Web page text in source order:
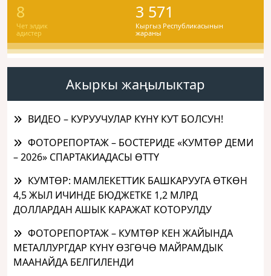
8
Чет элдик
адистер
3 571
Кыргыз Республикасынын
жараны
Акыркы жаңылыктар
ВИДЕО – КУРУУЧУЛАР КҮНҮ КУТ БОЛСУН!
ФОТОРЕПОРТАЖ – БОСТЕРИДЕ «КУМТӨР ДЕМИ
– 2026» СПАРТАКИАДАСЫ ӨТТҮ
КУМТӨР: МАМЛЕКЕТТИК БАШКАРУУГА ӨТКӨН
4,5 ЖЫЛ ИЧИНДЕ БЮДЖЕТКЕ 1,2 МЛРД
ДОЛЛАРДАН АШЫК КАРАЖАТ КОТОРУЛДУ
ФОТОРЕПОРТАЖ – КУМТӨР КЕН ЖАЙЫНДА
МЕТАЛЛУРГДАР КҮНҮ ӨЗГӨЧӨ МАЙРАМДЫК
МААНАЙДА БЕЛГИЛЕНДИ